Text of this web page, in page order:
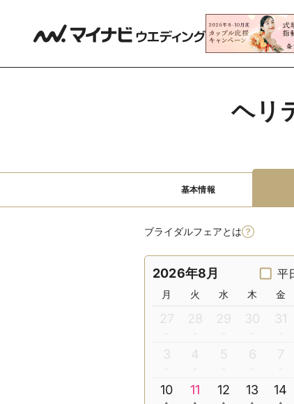
ヘリ
基本情報
ブライダルフェアとは
2026年8月 平
月 火 水 木 金
27 28 29 30 31
3 4 5 6 7
10 11 12 13 14